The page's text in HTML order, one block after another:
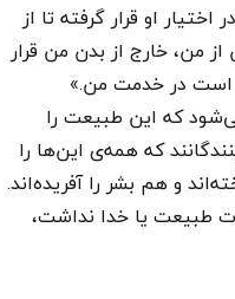
او قرار گرفته تا از
من، خارج از بدن من قرار
است در خدمت من.»
که این طبیعت را
که همه‌ی این‌ها را
و هم بشر را آفریده‌اند.
طبیعت یا خدا نداشت،